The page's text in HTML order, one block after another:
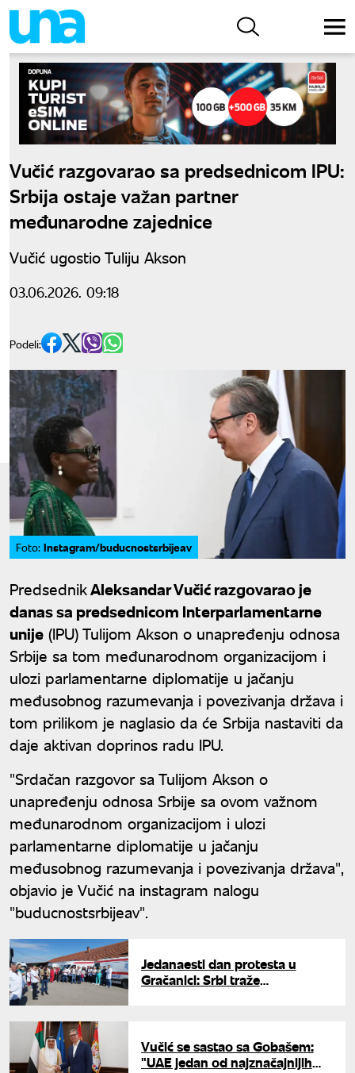
Vučić razgovarao sa predsednicom IPU:
Srbija ostaje važan partner
međunarodne zajednice
Vučić ugostio Tuliju Akson
03.06.2026. 09:18
Podeli:
Foto: Instagram/buducnostsrbijeav
PredsednikAleksandar Vučić razgovarao je
danas sa predsednicom Interparlamentarne
unije (IPU) Tulijom Akson o unapređenju odnosa
Srbije sa tom međunarodnom organizacijom i
ulozi parlamentarne diplomatije u jačanju
međusobnog razumevanja i povezivanja država i
tom prilikom je naglasio da će Srbija nastaviti da
daje aktivan doprinos radu IPU.
"Srdačan razgovor sa Tulijom Akson o
unapređenju odnosa Srbije sa ovom važnom
međunarodnom organizacijom i ulozi
parlamentarne diplomatije u jačanju
međusobnog razumevanja i povezivanja država",
objavio je Vučić na instagram nalogu
"buducnostsrbijeav".
Jedanaesti dan protesta u
Gračanici: Srbi traže
Vučić se sastao sa Gobašem:
"UAE jedan od najznačajnijih